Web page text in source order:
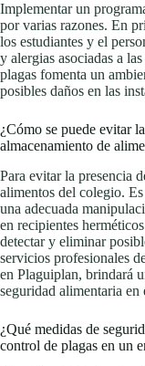
Implementar un
por varias razones. En
los estudiantes y el
y alergias asociadas a
plagas fomenta un
posibles daños en las
¿Cómo se puede evitar
almacenamiento de
Para evitar la presencia
alimentos del colegio.
una adecuada
en recipientes
detectar y eliminar
servicios profesionales
en Plaguiplan, brindará
seguridad alimentaria en
¿Qué medidas de
control de plagas en un